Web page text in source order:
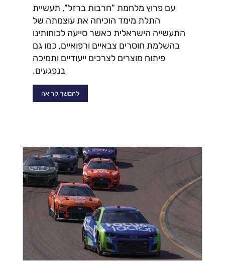
עם פרוץ מלחמת "חרבות ברזל", תעשיית
התלת מימד הוכיחה את עוצמתה של
התעשייה הישראלית כאשר סייעה לכוחותינו
בהשלמת חוסרים צבאיים ורפואיים, כמו גם
פיתוח מוצרים לצרכים ייעודיים ותמיכה
בנפגעים.
להמשך קריאה